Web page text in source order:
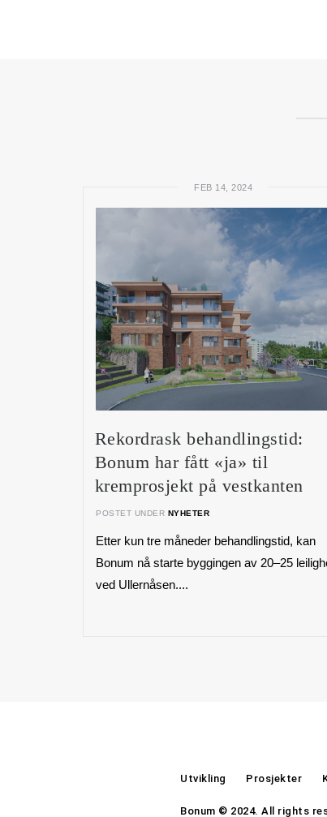
FEB 14, 2024
Rekordrask behandlingstid:
Bonum har fått «ja» til
kremprosjekt på vestkanten
POSTET UNDER NYHETER
Etter kun tre måneder behandlingstid, kan
Bonum nå starte byggingen av 20–25
ved Ullernåsen....
Utvikling Prosjekter
Bonum © 2024. All rights